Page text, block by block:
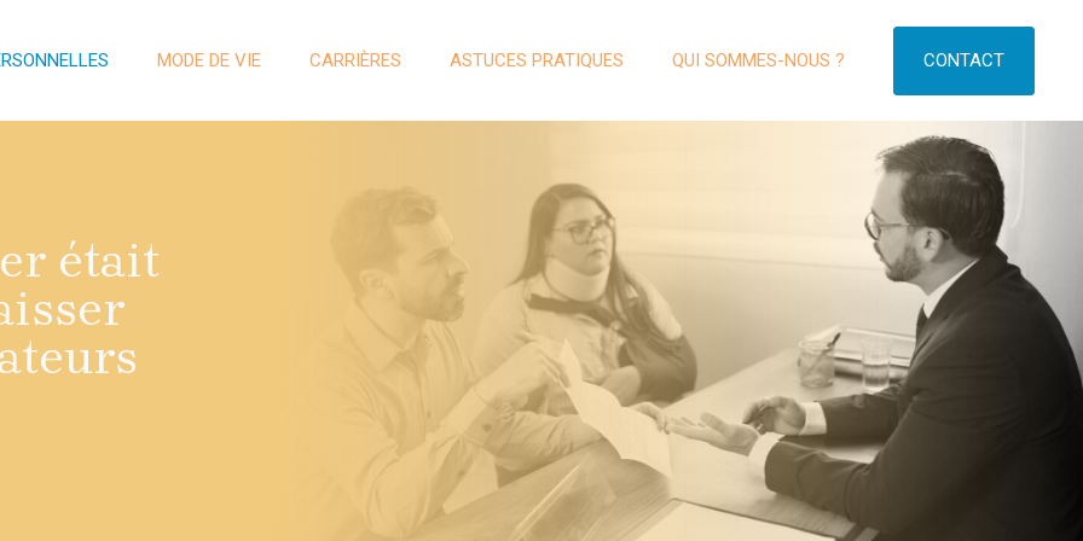
MODE DE VIE CARRIÈRES ASTUCES PRATIQUES QUI SOMMES-NOUS ? CONTACT
était